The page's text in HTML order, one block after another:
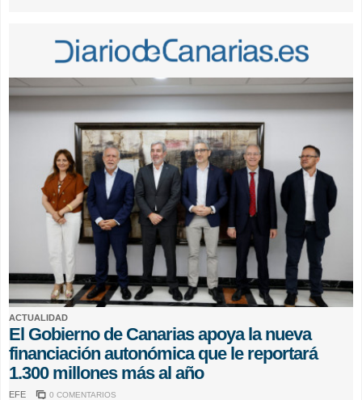
ACTUALIDAD
El Gobierno de Canarias apoya la nueva
financiación autonómica que le reportará
1.300 millones más al año
EFE 0 COMENTARIOS